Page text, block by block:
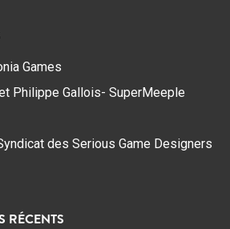
Games
Philippe Gallois- SuperMeeple
des Serious Game Designers
RÉCENTS